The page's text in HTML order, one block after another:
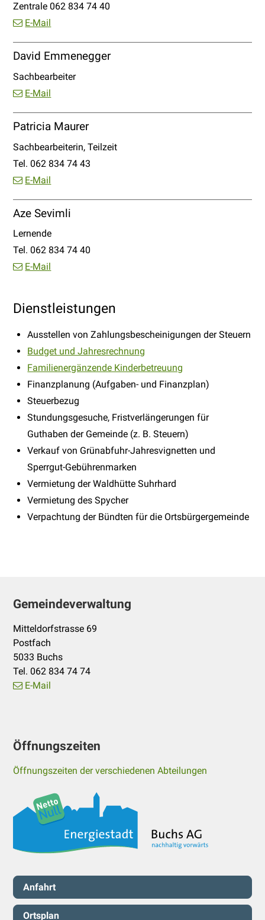
Zentrale 062 834 74 40
E-Mail
David Emmenegger
Funktion
Sachbearbeiter
E-Mail
Patricia Maurer
Funktion
Sachbearbeiterin, Teilzeit
Tel. 062 834 74 43
E-Mail
Aze Sevimli
Funktion
Lernende
Tel. 062 834 74 40
E-Mail
Dienstleistungen
Ausstellen von Zahlungsbescheinigungen der Steuern
Budget und Jahresrechnung
Familienergänzende Kinderbetreuung
Finanzplanung (Aufgaben- und Finanzplan)
Steuerbezug
Stundungsgesuche, Fristverlängerungen für
Guthaben der Gemeinde (z. B. Steuern)
Verkauf von Grünabfuhr-Jahresvignetten und
Sperrgut-Gebührenmarken
Vermietung der Waldhütte Suhrhard
Vermietung des Spycher
Verpachtung der Bündten für die Ortsbürgergemeinde
Footer
Gemeindeverwaltung
Mitteldorfstrasse 69
Postfach
5033 Buchs
Tel. 062 834 74 74
E-Mail
Öffnungszeiten
Öffnungszeiten der verschiedenen Abteilungen
Servicenavigation
Anfahrt
Ortsplan